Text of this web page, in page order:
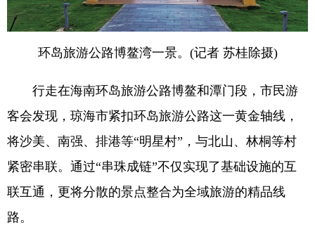
环岛旅游公路博鳌湾一景。(记者 苏桂除摄)
行走在海南环岛旅游公路博鳌和潭门段，市民游
客会发现，琼海市紧扣环岛旅游公路这一黄金轴线，
将沙美、南强、排港等“明星村”，与北山、林桐等村
紧密串联。通过“串珠成链”不仅实现了基础设施的互
联互通，更将分散的景点整合为全域旅游的精品线
路。